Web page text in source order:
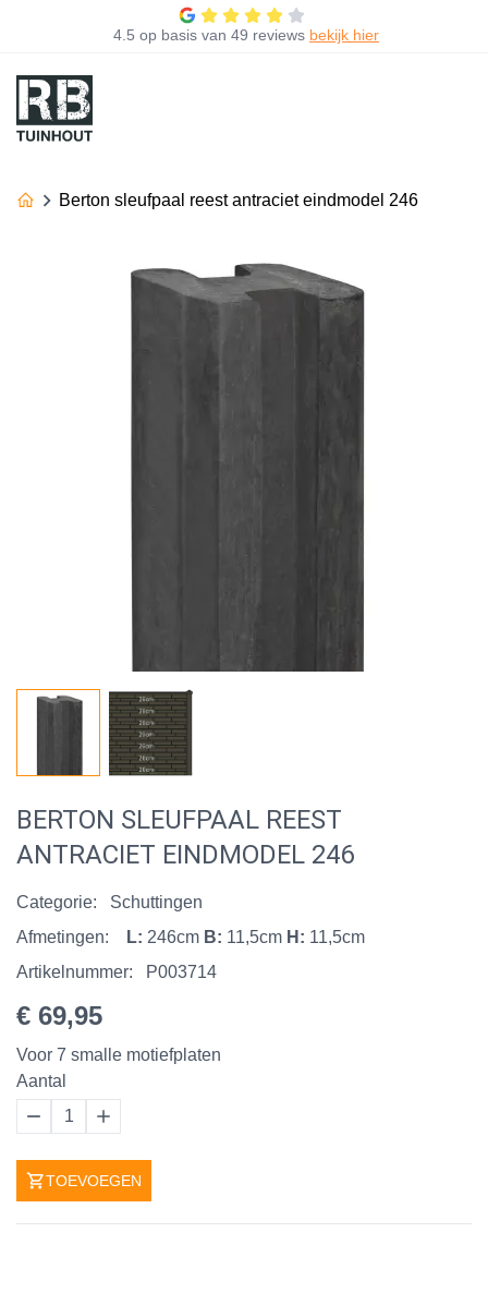
4.5 op basis van 49 reviews bekijk hier
Berton sleufpaal reest antraciet eindmodel 246
BERTON SLEUFPAAL REEST
ANTRACIET EINDMODEL 246
Categorie:
Schuttingen
Afmetingen:
L: 246cm B: 11,5cm H: 11,5cm
Artikelnummer:
P003714
€ 69,95
Voor 7 smalle motiefplaten
Aantal
1
TOEVOEGEN